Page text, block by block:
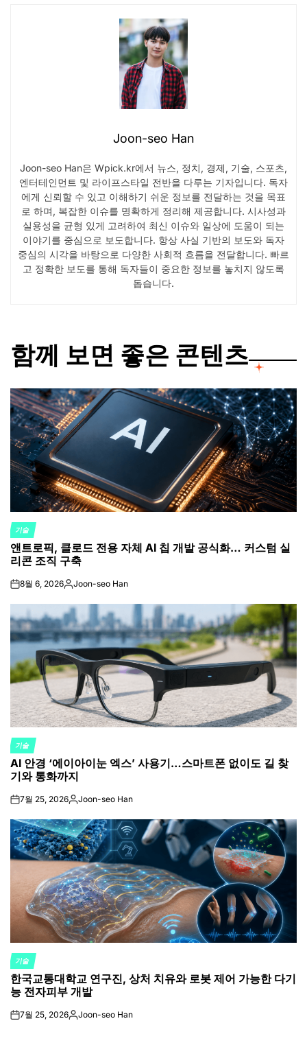
Joon-seo Han
Joon-seo Han은 Wpick.kr에서 뉴스, 정치, 경제, 기술, 스포츠,
엔터테인먼트 및 라이프스타일 전반을 다루는 기자입니다. 독자
에게 신뢰할 수 있고 이해하기 쉬운 정보를 전달하는 것을 목표
로 하며, 복잡한 이슈를 명확하게 정리해 제공합니다. 시사성과
실용성을 균형 있게 고려하여 최신 이슈와 일상에 도움이 되는
이야기를 중심으로 보도합니다. 항상 사실 기반의 보도와 독자
중심의 시각을 바탕으로 다양한 사회적 흐름을 전달합니다. 빠르
고 정확한 보도를 통해 독자들이 중요한 정보를 놓치지 않도록
돕습니다.
함께 보면 좋은 콘텐츠
POSTED
IN
기술
앤트로픽, 클로드 전용 자체 AI 칩 개발 공식화… 커스텀 실
리콘 조직 구축
on8월 6, 2026Posted
Joon-seo Han
POSTED
IN
기술
AI 안경 ‘에이아이눈 엑스’ 사용기…스마트폰 없이도 길 찾
기와 통화까지
on7월 25, 2026Posted
Joon-seo Han
POSTED
IN
기술
한국교통대학교 연구진, 상처 치유와 로봇 제어 가능한 다기
능 전자피부 개발
on7월 25, 2026Posted
Joon-seo Han